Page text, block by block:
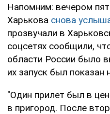
Напомним: вечером
Харькова снова
прозвучали в
соцсетях сообщили,
области России было
их запуск был показан
"Один прилет был в
в пригород. После